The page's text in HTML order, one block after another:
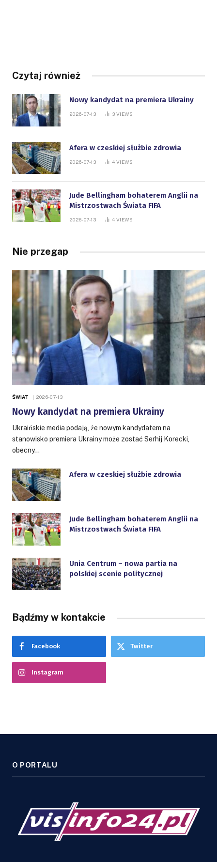
Czytaj również
Nowy kandydat na premiera Ukrainy
2026-07-13 3 VIEWS
Afera w czeskiej służbie zdrowia
2026-07-13 4 VIEWS
Jude Bellingham bohaterem Anglii na
Mistrzostwach Świata FIFA
2026-07-13 4 VIEWS
Nie przegap
ŚWIAT 2026-07-13
Nowy kandydat na premiera Ukrainy
Ukraińskie media podają, że nowym kandydatem na
stanowisko premiera Ukrainy może zostać Serhij Korecki,
obecny…
Afera w czeskiej służbie zdrowia
Jude Bellingham bohaterem Anglii na
Mistrzostwach Świata FIFA
Unia Centrum – nowa partia na
polskiej scenie politycznej
Bądźmy w kontakcie
Facebook Twitter
Instagram
O PORTALU